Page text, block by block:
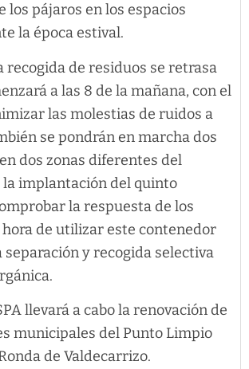
los pájaros en los espacios
la época estival.
recogida de residuos se retrasa
a las 8 de la mañana, con el
las molestias de ruidos a
se pondrán en marcha dos
dos zonas diferentes del
implantación del quinto
la respuesta de los
de utilizar este contenedor
y recogida selectiva
llevará a cabo la renovación de
municipales del Punto Limpio
de Valdecarrizo.